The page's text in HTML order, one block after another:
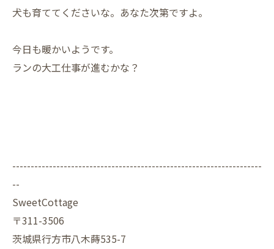
犬も育ててくださいな。あなた次第ですよ。
今日も暖かいようです。
ランの大工仕事が進むかな？
--------------------------------------------------------------------
--
SweetCottage
〒311-3506
茨城県行方市八木蒔535-7